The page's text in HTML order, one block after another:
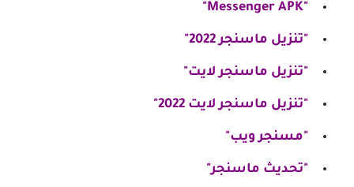
"Messenger APK"
"تنزيل ماسنجر 2022"
"تنزيل ماسنجر لايت"
"تنزيل ماسنجر لايت 2022"
"مسنجر ويب"
"تحديث ماسنجر"